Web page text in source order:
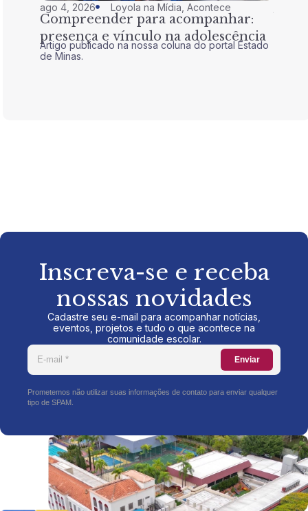
ago 4, 2026 Loyola na Mídia ,Acontece
Compreender para acompanhar:
presença e vínculo na adolescência
Artigo publicado na nossa coluna do portal Estado
de Minas.
Inscreva-se e receba
nossas novidades
Cadastre seu e-mail para acompanhar notícias,
eventos, projetos e tudo o que acontece na
comunidade escolar.
Enviar
Prometemos não utilizar suas informações de contato para enviar qualquer
tipo de SPAM.